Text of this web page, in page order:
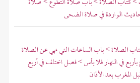
الواردة في صلاة الضحى
الصلاة > باب الساعات التي نهي عن الصلاة
في النهار فلا بأس > فصل اختلف في أربع
المغرب بعد الأذان